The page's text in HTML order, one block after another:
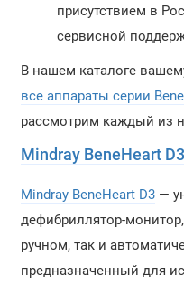
присутствием в
сервисной
В нашем каталоге
все аппараты серии
рассмотрим каждый из
Mindray BeneHeart D3
Mindray BeneHeart D3—
дефибриллятор-
ручном, так и
предназначенный для